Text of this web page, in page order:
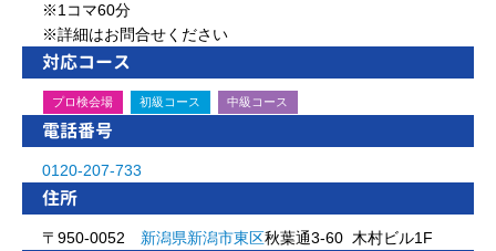
※1コマ60分
※詳細はお問合せください
対応コース
プロ検会場 初級コース 中級コース
電話番号
0120-207-733
住所
〒950-0052 新潟県新潟市東区秋葉通3-60 木村ビル1F